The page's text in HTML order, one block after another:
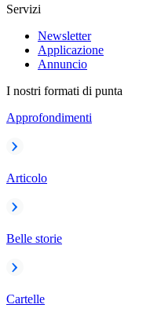
Servizi
Newsletter
Applicazione
Annuncio
I nostri formati di punta
Approfondimenti
Articolo
Belle storie
Cartelle